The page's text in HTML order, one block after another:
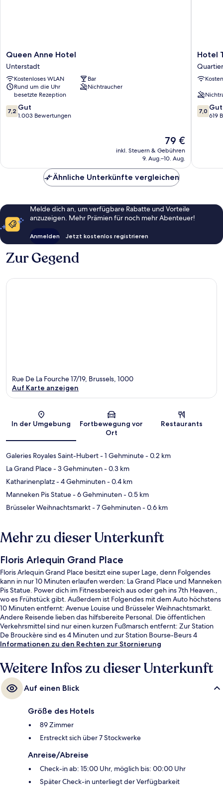
Queen
Anne
Hotel
Unterstadt
Queen Anne Hotel
Unterstadt
Kostenloses WLAN
Bar
Rund um die Uhr
besetzte Rezeption
Nichtraucher
7.2
von
7,2 Gut
1.003 Bewertungen
Der
Preis
beträgt
79 €
inkl. Steuern & Gebühren
9. Aug.–10. Aug.
Hotel
The
Moon
Quartier
du
Centre
–
Hotel
7.0
von
7,0 Gut
619
Ähnliche Unterkünfte vergleichen
Melde dich an, um verfügbare Rabatte und Vorteile
anzuzeigen. Mehr Prämien für noch mehr Abenteuer!
Anmelden Jetzt kostenlos registrieren
Zur Gegend
Karte
Rue De La Fourche 17/19, Brussels, 1000
Auf Karte anzeigen
In der Umgebung
Fortbewegung vor
Ort
Restaurants
Galeries Royales Saint-Hubert- 1 Gehminute- 0.2 km
La Grand Place- 3 Gehminuten- 0.3 km
Katharinenplatz- 4 Gehminuten- 0.4 km
Manneken Pis Statue- 6 Gehminuten- 0.5 km
Brüsseler Weihnachtsmarkt- 7 Gehminuten- 0.6 km
Mehr zu dieser Unterkunft
Floris Arlequin Grand Place
Floris Arlequin Grand Place besitzt eine super Lage, denn Folgendes
kann in nur 10 Minuten erlaufen werden: La Grand Place und Manneken
Pis Statue. Power dich im Fitnessbereich aus oder geh ins 7th Heaven.,
wo es Frühstück gibt. Außerdem ist Folgendes mit dem Auto höchstens
10 Minuten entfernt: Avenue Louise und Brüsseler Weihnachtsmarkt.
Andere Reisende lieben das hilfsbereite Personal. Die öffentlichen
Verkehrsmittel sind nur einen kurzen Fußmarsch entfernt: Zur Station
De Brouckère sind es 4 Minuten und zur Station Bourse-Beurs 4
Minuten.
Informationen zu den Rechten zur Stornierung
Weitere Infos zu dieser Unterkunft
Auf einen Blick
Größe des Hotels
89 Zimmer
Erstreckt sich über 7 Stockwerke
Anreise/Abreise
Check-in ab: 15:00 Uhr, möglich bis: 00:00 Uhr
Später Check-in unterliegt der Verfügbarkeit